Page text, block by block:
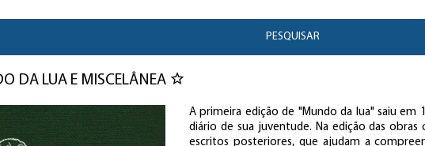
PESQUISAR
DA LUA E MISCELÂNEA
A primeira edição de "Mundo da lua" saiu
diário de sua juventude. Na edição das
escritos posteriores, que ajudam a